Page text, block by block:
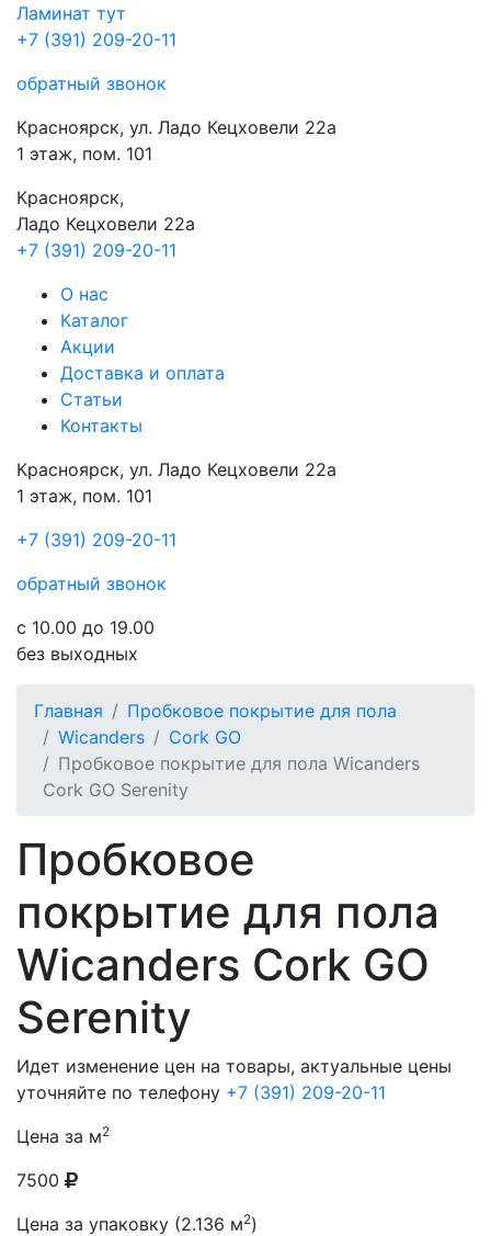
Ламинат тут
+7 (391) 209-20-11
обратный звонок
Красноярск, ул. Ладо Кецховели 22а
1 этаж, пом. 101
Красноярск,
Ладо Кецховели 22a
+7 (391) 209-20-11
О нас
Каталог
Акции
Доставка и оплата
Cтатьи
Контакты
Красноярск, ул. Ладо Кецховели 22а
1 этаж, пом. 101
+7 (391) 209-20-11
обратный звонок
с 10.00 до 19.00
без выходных
Главная
Пробковое покрытие для пола
Wicanders
Cork GO
Пробковое покрытие для пола Wicanders
Cork GO Serenity
Пробковое
покрытие для пола
Wicanders Cork GO
Serenity
Идет изменение цен на товары, актуальные цены
уточняйте по телефону +7 (391) 209-20-11
Цена за м2
7500
Цена за упаковку (2.136 м2)